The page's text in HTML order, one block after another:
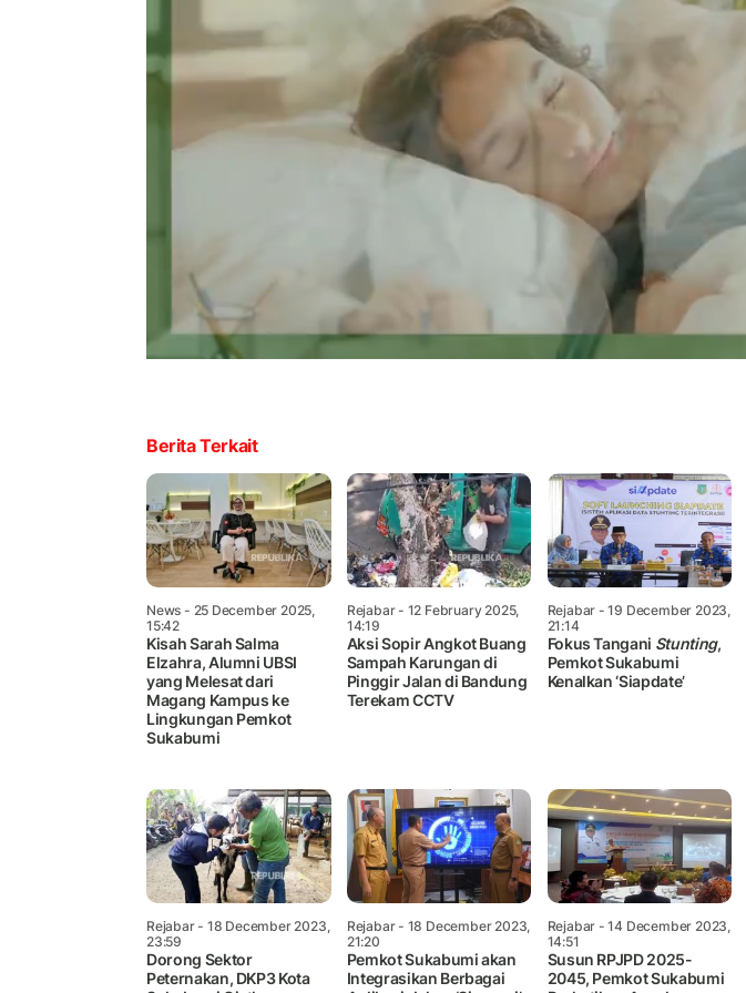
Berita Terkait
News - 25 December 2025,
15:42
Kisah Sarah Salma
Elzahra, Alumni UBSI
yang Melesat dari
Magang Kampus ke
Lingkungan Pemkot
Sukabumi
Rejabar- 12 February 2025,
14:19
Aksi Sopir Angkot Buang
Sampah Karungan di
Pinggir Jalan di Bandung
Terekam CCTV
Rejabar - 19 December 2023,
21:14
Fokus Tangani Stunting,
Pemkot Sukabumi
Kenalkan ‘Siapdate’
Rejabar- 18 December 2023,
23:59
Dorong Sektor
Peternakan, DKP3 Kota
Rejabar- 18 December 2023,
21:20
Pemkot Sukabumi akan
Integrasikan Berbagai
Rejabar - 14 December 2023,
14:51
Susun RPJPD 2025-
2045, Pemkot Sukabumi